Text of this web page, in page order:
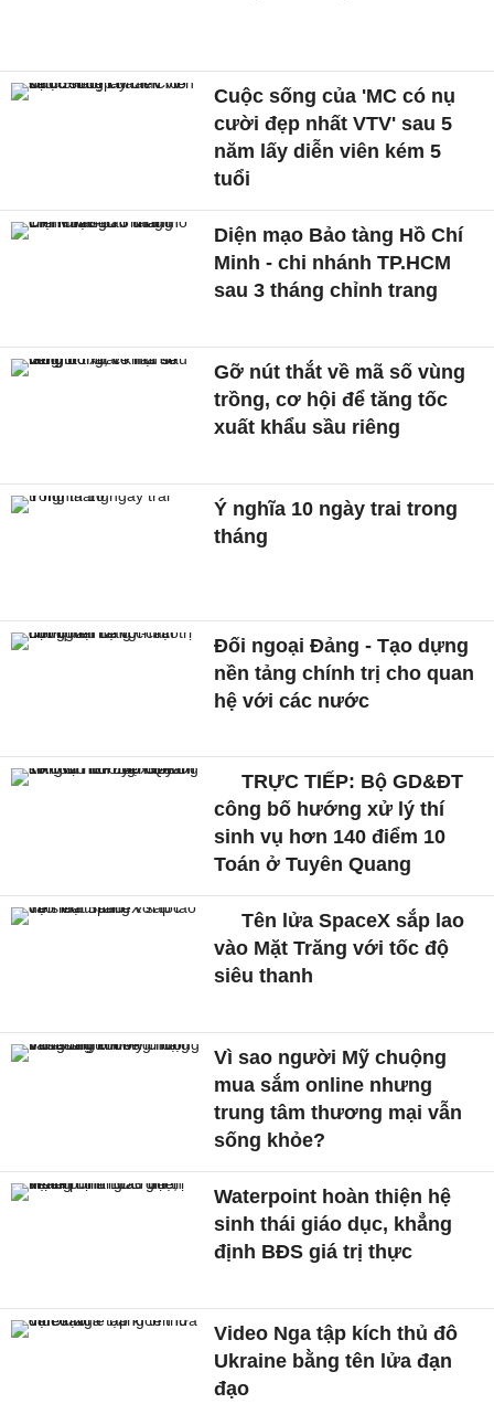
Cuộc sống của 'MC có nụ
cười đẹp nhất VTV' sau 5
năm lấy diễn viên kém 5
tuổi
Diện mạo Bảo tàng Hồ Chí
Minh - chi nhánh TP.HCM
sau 3 tháng chỉnh trang
Gỡ nút thắt về mã số vùng
trồng, cơ hội để tăng tốc
xuất khẩu sầu riêng
Ý nghĩa 10 ngày trai trong
tháng
Đối ngoại Đảng - Tạo dựng
nền tảng chính trị cho quan
hệ với các nước
TRỰC TIẾP: Bộ GD&ĐT
công bố hướng xử lý thí
sinh vụ hơn 140 điểm 10
Toán ở Tuyên Quang
Tên lửa SpaceX sắp lao
vào Mặt Trăng với tốc độ
siêu thanh
Vì sao người Mỹ chuộng
mua sắm online nhưng
trung tâm thương mại vẫn
sống khỏe?
Waterpoint hoàn thiện hệ
sinh thái giáo dục, khẳng
định BĐS giá trị thực
Video Nga tập kích thủ đô
Ukraine bằng tên lửa đạn
đạo